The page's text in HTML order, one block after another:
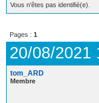
Vous n'êtes pas identifié(e).
Pages : 1
20/08/2021
tom_ARD
Membre